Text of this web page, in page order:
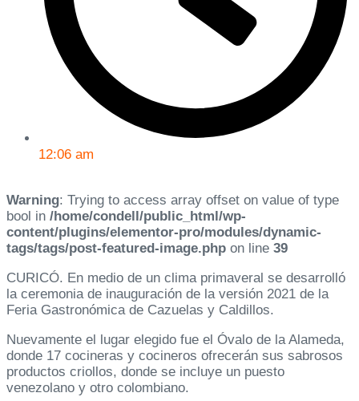
12:06 am
Warning: Trying to access array offset on value of type
bool in /home/condell/public_html/wp-
content/plugins/elementor-pro/modules/dynamic-
tags/tags/post-featured-image.php on line 39
CURICÓ. En medio de un clima primaveral se desarrolló
la ceremonia de inauguración de la versión 2021 de la
Feria Gastronómica de Cazuelas y Caldillos.
Nuevamente el lugar elegido fue el Óvalo de la Alameda,
donde 17 cocineras y cocineros ofrecerán sus sabrosos
productos criollos, donde se incluye un puesto
venezolano y otro colombiano.